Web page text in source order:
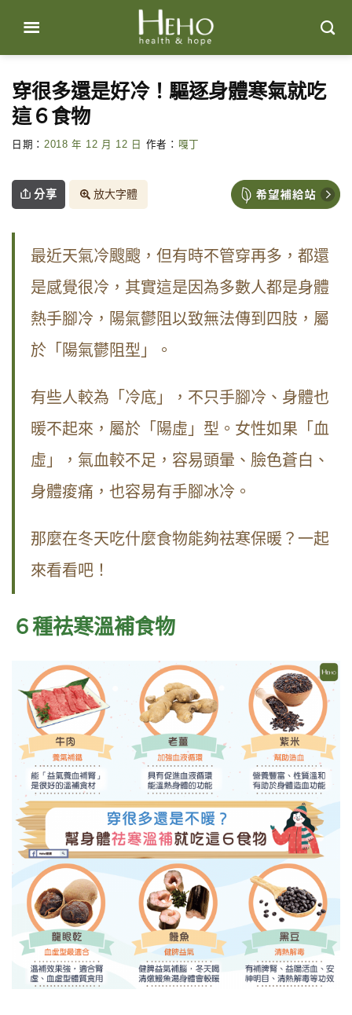
content
穿很多還是好冷！驅逐身體寒氣就吃
這６食物
日期： 2018 年 12 月 12 日 作者： 嘎丁
分享 放大字體
最近天氣冷颼颼，但有時不管穿再多，都還
是感覺很冷，其實這是因為多數人都是身體
熱手腳冷，陽氣鬱阻以致無法傳到四肢，屬
於「陽氣鬱阻型」。
有些人較為「冷底」，不只手腳冷、身體也
暖不起來，屬於「陽虛」型。女性如果「血
虛」，氣血較不足，容易頭暈、臉色蒼白、
身體痠痛，也容易有手腳冰冷。
那麼在冬天吃什麼食物能夠祛寒保暖？一起
來看看吧！
６種祛寒溫補食物